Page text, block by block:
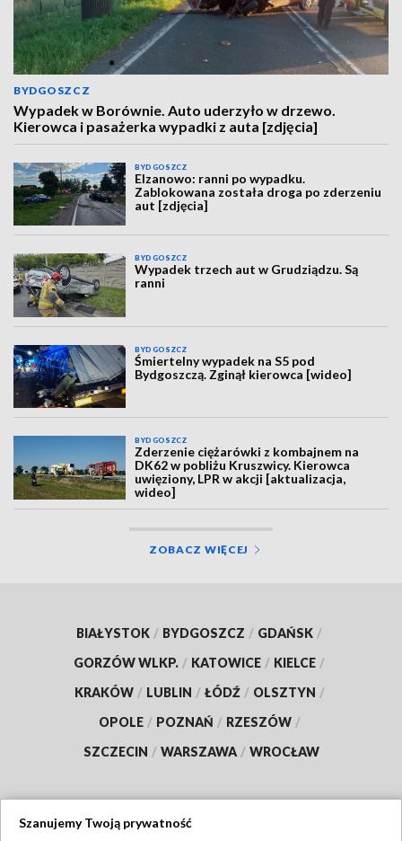
BYDGOSZCZ
Wypadek w Borównie. Auto uderzyło w drzewo.
Kierowca i pasażerka wypadki z auta [zdjęcia]
BYDGOSZCZ
Elzanowo: ranni po wypadku.
Zablokowana została droga po zderzeniu
aut [zdjęcia]
BYDGOSZCZ
Wypadek trzech aut w Grudziądzu. Są
ranni
BYDGOSZCZ
Śmiertelny wypadek na S5 pod
Bydgoszczą. Zginął kierowca [wideo]
BYDGOSZCZ
Zderzenie ciężarówki z kombajnem na
DK62 w pobliżu Kruszwicy. Kierowca
uwięziony, LPR w akcji [aktualizacja,
wideo]
ZOBACZ WIĘCEJ
BIAŁYSTOK / BYDGOSZCZ / GDAŃSK /
GORZÓW WLKP. / KATOWICE / KIELCE /
KRAKÓW / LUBLIN / ŁÓDŹ / OLSZTYN /
OPOLE / POZNAŃ / RZESZÓW /
SZCZECIN / WARSZAWA / WROCŁAW
Szanujemy Twoją prywatność